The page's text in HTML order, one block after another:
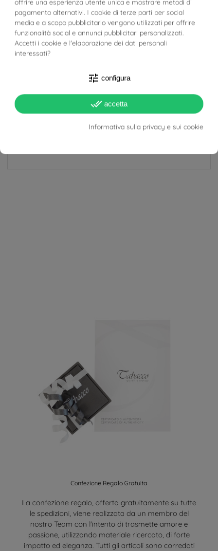
Lunghezza 1.2cm
Larghezza diametro: 1cm
Spessore 1.90mm
Target Donna
Confezione Regalo Gratuita
La confezione regalo, offerta gratuitamente su tutte
le spedizioni, viene realizzata da un membro del
nostro Team con l'intento di trasmette amore e
passione, utilizzando materiale ricercato, di forte
impatto ed eleganza. Tutti gli articoli sono corredati
offrire una esperienza utente unica e mostrare metodi di
pagamento alternativi. I cookie di terze parti per social
media e a scopo pubblicitario vengono utilizzati per offrire
funzionalità social e annunci pubblicitari personalizzati.
Accetti i cookie e l'elaborazione dei dati personali
interessati?
tune configura
done_all accetta
Informativa sulla privacy e sui cookie